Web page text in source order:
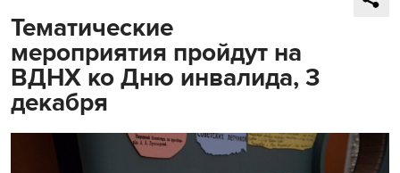
Тематические
мероприятия пройдут на
ВДНХ ко Дню инвалида, 3
декабря